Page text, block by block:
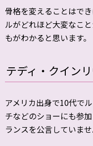
骨格を変えることはで
ルがどれほど大変なこ
もがわかると思います。
テディ・クイン
アメリカ出身で10代で
チなどのショーにも参
ランスを公言していませ